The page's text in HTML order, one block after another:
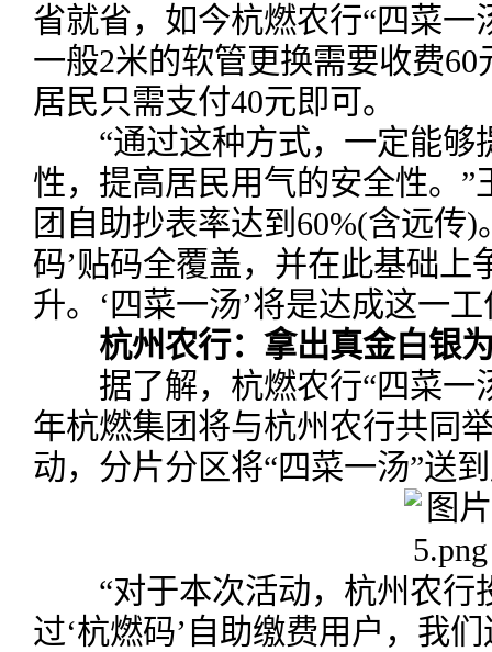
省就省，如今杭燃农行“四菜一
一般2米的软管更换需要收费
居民只需支付40元即可。
“通过这种方式，一定能够
性，提高居民用气的安全性。”
团自助抄表率达到60%(含远传
码’贴码全覆盖，并在此基础上
升。‘四菜一汤’将是达成这一
杭州农行：拿出真金白银
据了解，杭燃农行“四菜一
年杭燃集团将与杭州农行共同
动，分片分区将“四菜一汤”送
“对于本次活动，杭州农行
过‘杭燃码’自助缴费用户，我